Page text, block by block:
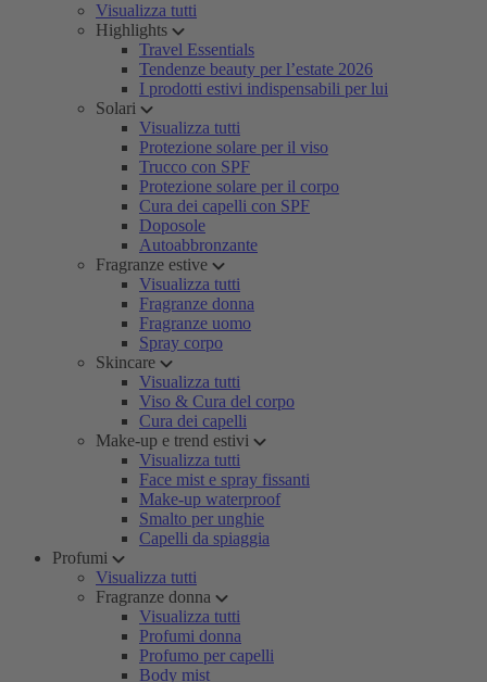
Visualizza tutti
Highlights
Travel Essentials
Tendenze beauty per l’estate 2026
I prodotti estivi indispensabili per lui
Solari
Visualizza tutti
Protezione solare per il viso
Trucco con SPF
Protezione solare per il corpo
Cura dei capelli con SPF
Doposole
Autoabbronzante
Fragranze estive
Visualizza tutti
Fragranze donna
Fragranze uomo
Spray corpo
Skincare
Visualizza tutti
Viso & Cura del corpo
Cura dei capelli
Make-up e trend estivi
Visualizza tutti
Face mist e spray fissanti
Make-up waterproof
Smalto per unghie
Capelli da spiaggia
Profumi
Visualizza tutti
Fragranze donna
Visualizza tutti
Profumi donna
Profumo per capelli
Body mist